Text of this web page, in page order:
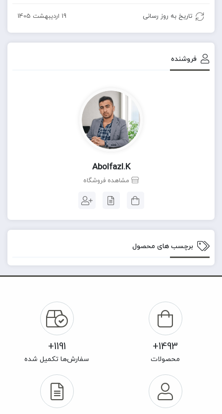
تاریخ به روز رسانی 19 اردیبهشت 1405
فروشنده
Abolfazl.k
مشاهده فروشگاه
برچسب های محصول
1493+
محصولات
1191+
سفارش‌ها تکمیل شده